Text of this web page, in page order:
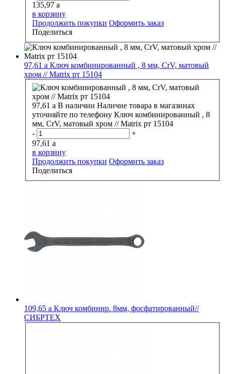
135,97 a
в корзину
Продолжить покупки Оформить заказ
Поделиться
97,61 a Ключ комбинированный , 8 мм, CrV, матовый
хром // Matrix рт 15104
97,61 a В наличии Наличие товара в магазинах
уточняйте по телефону Ключ комбинированный , 8
мм, CrV, матовый хром // Matrix рт 15104
-
+
97,61 a
в корзину
Продолжить покупки Оформить заказ
Поделиться
109,65 a Ключ комбинир. 8мм, фосфатированный//
СИБРТЕХ